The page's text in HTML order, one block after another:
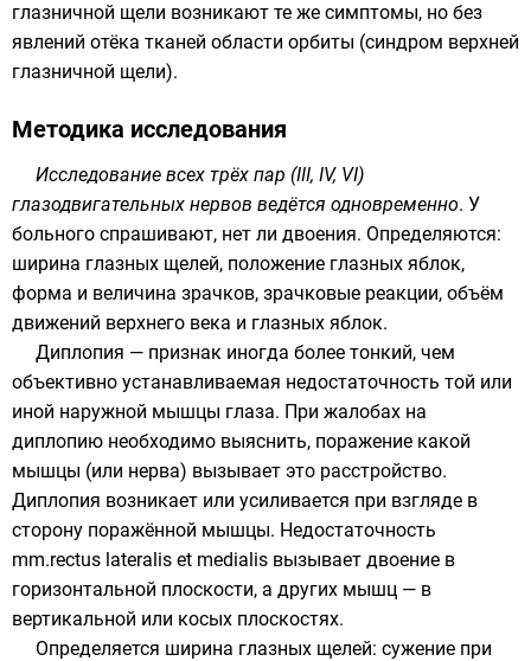
глазничной щели возникают те же симптомы, но без
явлений отёка тканей области орбиты (синдром верхней
глазничной щели).
Методика исследования
Исследование всех трёх пар (III, IV, VI)
глазодвигательных нервов ведётся одновременно. У
больного спрашивают, нет ли двоения. Определяются:
ширина глазных щелей, положение глазных яблок,
форма и величина зрачков, зрачковые реакции, объём
движений верхнего века и глазных яблок.
Диплопия — признак иногда более тонкий, чем
объективно устанавливаемая недостаточность той или
иной наружной мышцы глаза. При жалобах на
диплопию необходимо выяснить, поражение какой
мышцы (или нерва) вызывает это расстройство.
Диплопия возникает или усиливается при взгляде в
сторону поражённой мышцы. Недостаточность
mm.rectus lateralis et medialis вызывает двоение в
горизонтальной плоскости, а других мышц — в
вертикальной или косых плоскостях.
Определяется ширина глазных щелей: сужение при